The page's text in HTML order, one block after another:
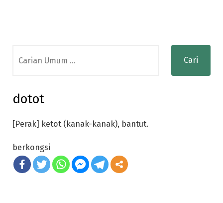
for:
dotot
[Perak] ketot (kanak-kanak), bantut.
berkongsi